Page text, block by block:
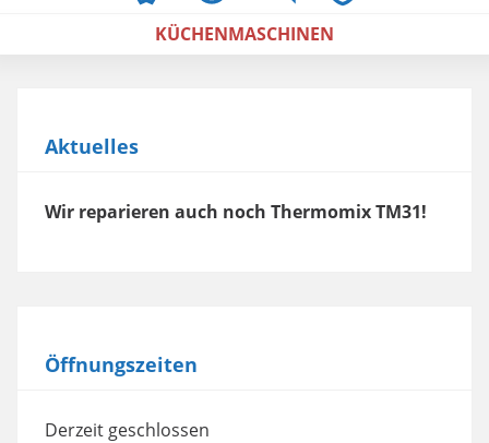
/
AGBS
KÜCHENMASCHINEN
Aktuelles
Wir reparieren auch noch Thermomix TM31!
Öffnungszeiten
Derzeit geschlossen